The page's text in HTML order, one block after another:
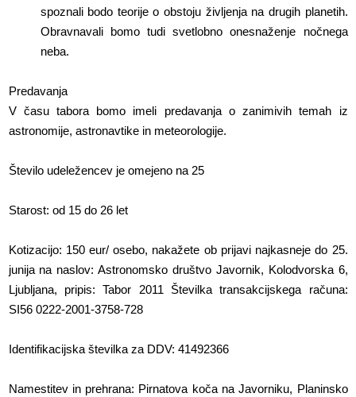
spoznali bodo teorije o obstoju življenja na drugih planetih.
Obravnavali bomo tudi svetlobno onesnaženje nočnega
neba.
Predavanja
V času tabora bomo imeli predavanja o zanimivih temah iz
astronomije, astronavtike in meteorologije.
Število udeležencev je omejeno na 25
Starost: od 15 do 26 let
Kotizacijo: 150 eur/ osebo, nakažete ob prijavi najkasneje do 25.
junija na naslov: Astronomsko društvo Javornik, Kolodvorska 6,
Ljubljana, pripis: Tabor 2011 Številka transakcijskega računa:
SI56 0222-2001-3758-728
Identifikacijska številka za DDV: 41492366
Namestitev in prehrana: Pirnatova koča na Javorniku, Planinsko